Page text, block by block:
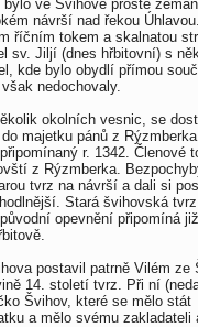
ve Švihově prosté
návrší nad řekou
říčním tokem a skalnatou
sv. Jiljí (dnes hřbitovní) s
kde bylo obydlí přímou
nedochovaly.
okolních vesnic, se
majetku pánů z
r. 1342. Členové
z Rýzmberka.
tvrz na návrší a dali si
Stará švihovská
opevnění připomíná
postavil patrně Vilém ze
14. století tvrz. Při ní
Švihov, které se mělo stát
a mělo svému zakladateli